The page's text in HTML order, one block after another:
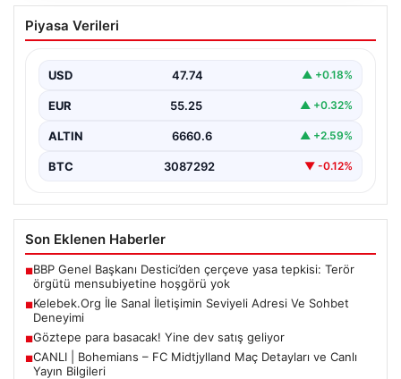
Kelebek.Org İle Sanal İletişimin Seviyeli
Adresi Ve Sohbet Deneyimi
oluşturması büyük bir hassasiyet ifade etmektedir.
Halen…
Piyasa Verileri
USD 47.74 ▲ +0.18%
EUR 55.25 ▲ +0.32%
ALTIN 6660.6 ▲ +2.59%
BTC 3087292 ▼ -0.12%
Son Eklenen Haberler
■BBP Genel Başkanı Destici’den çerçeve yasa tepkisi: Terör
örgütü mensubiyetine hoşgörü yok
■Kelebek.Org İle Sanal İletişimin Seviyeli Adresi Ve Sohbet
Deneyimi
■Göztepe para basacak! Yine dev satış geliyor
■CANLI | Bohemians – FC Midtjylland Maç Detayları ve Canlı
Yayın Bilgileri